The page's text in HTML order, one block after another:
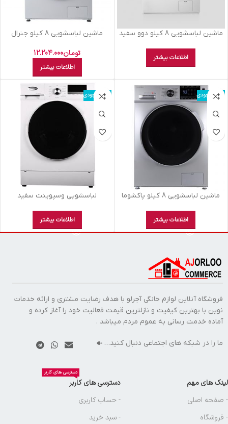
ماشين لباسشويي 8 کيلو دوو سفيد
اطلاعات بیشتر
ماشين لباسشويي 8 کيلو جنرال
تومان12.204.000
اطلاعات بیشتر
اتمام موجودی
ماشين لباسشويي 8 کيلو پاکشوما
اطلاعات بیشتر
اتمام موجودی
لباسشويي وسپوينت سفيد
اطلاعات بیشتر
فروشگاه آنلاین لوازم خانگی آجرلو با هدف رضایت مشتری و ارائه خدمات
نوین با بهترین کیفیت و نازلترین قیمت فعالیت خود را آغاز کرده و
آماده خدمت رسانی به عموم مردم میباشد .
ما را در شبکه های اجتماعی دنبال کنید…
لینک های مهم
- صفحه اصلی
- فروشگاه
دسترسی های کاربر
دسترسی های کاربر
- حساب کاربری
- سبد خرید